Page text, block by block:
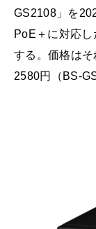
GS2108」を
PoE＋に対応
する。価格は
2580円（BS-